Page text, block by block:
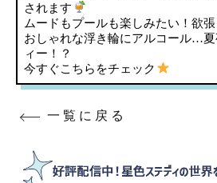
されます
ムードもプールも楽しみたい！欲
おしゃれな浮き輪にアルコール…
ィー！？
今すぐこちらをチェック
一覧に戻る